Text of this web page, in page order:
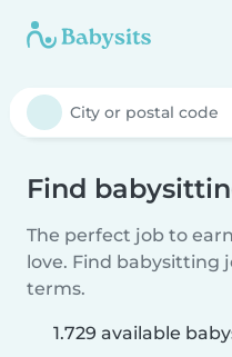
Find
The perfect job to
love. Find babysitting
terms.
1.729 available